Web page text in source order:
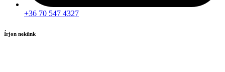
+36 70 547 4327
Írjon nekünk